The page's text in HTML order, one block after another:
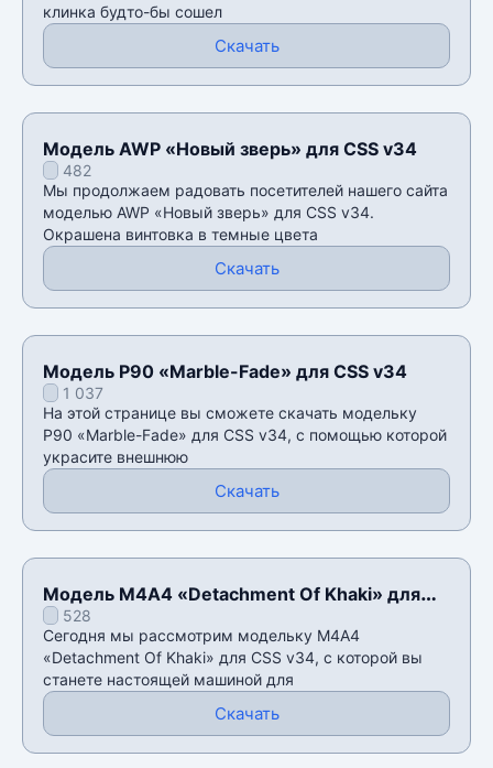
клинка будто-бы сошел
Скачать
Модель AWP «Новый зверь» для CSS v34
482
Мы продолжаем радовать посетителей нашего сайта
моделью AWP «Новый зверь» для CSS v34.
Окрашена винтовка в темные цвета
Скачать
Модель P90 «Marble-Fade» для CSS v34
1 037
На этой странице вы сможете скачать модельку
P90 «Marble-Fade» для CSS v34, с помощью которой
украсите внешнюю
Скачать
Модель М4А4 «Detachment Of Khaki» для
CSS v34
528
Сегодня мы рассмотрим модельку М4А4
«Detachment Of Khaki» для CSS v34, с которой вы
станете настоящей машиной для
Скачать